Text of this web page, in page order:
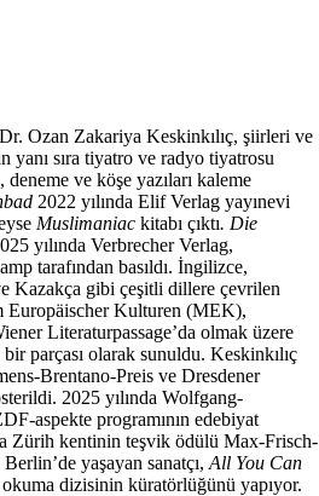
Ozan Zakariya Keskinkılıç, şiirleri ve
yanı sıra tiyatro ve radyo tiyatrosu
ve köşe yazıları kaleme
2022 yılında Elif Verlag yayınevi
Muslimaniac kitabı çıktı. Die
yılında Verbrecher Verlag,
tarafından basıldı. İngilizce,
Kazakça gibi çeşitli dillere çevrilen
Europäischer Kulturen (MEK),
Literaturpassage’da olmak üzere
parçası olarak sunuldu. Keskinkılıç
Brentano-Preis ve Dresdener
2025 yılında Wolfgang-
aspekte programının edebiyat
Zürih kentinin teşvik ödülü Max-Frisch-
yaşayan sanatçı, All You Can
dizisinin küratörlüğünü yapıyor.